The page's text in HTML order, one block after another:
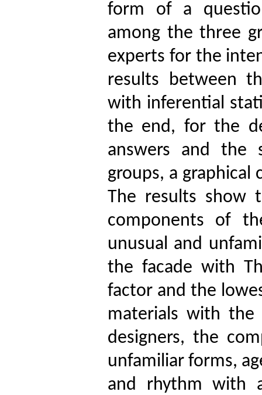
form of a
among the three
experts for the
results between
with inferential
the end, for the
answers and the
groups, a
The results show
components of
unusual and
the facade with
factor and the
materials with
designers, the
unfamiliar forms,
and rhythm with